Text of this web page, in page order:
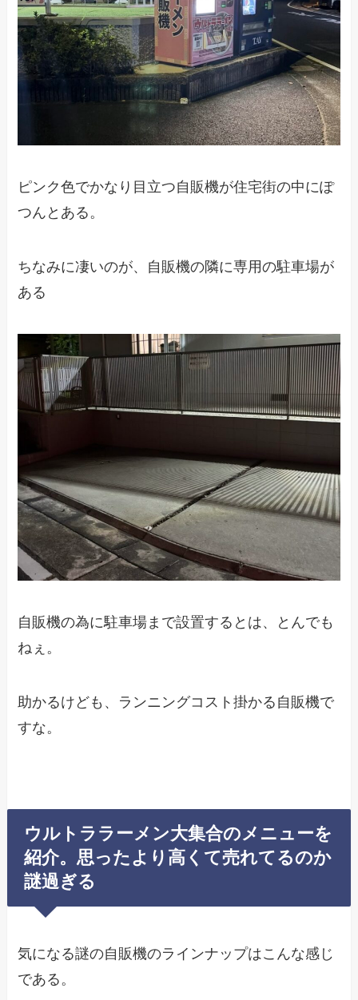
ピンク色でかなり目立つ自販機が住宅街の中にぽ
つんとある。
ちなみに凄いのが、自販機の隣に専用の駐車場が
ある
自販機の為に駐車場まで設置するとは、とんでも
ねぇ。
助かるけども、ランニングコスト掛かる自販機で
すな。
ウルトララーメン大集合のメニューを
紹介。思ったより高くて売れてるのか
謎過ぎる
気になる謎の自販機のラインナップはこんな感じ
である。